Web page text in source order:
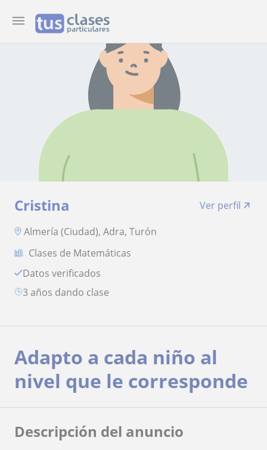
Cristina
Ver perfil
Almería (Ciudad), Adra, Turón
Clases de Matemáticas
Datos verificados
3 años dando clase
Adapto a cada niño al
nivel que le corresponde
Descripción del anuncio